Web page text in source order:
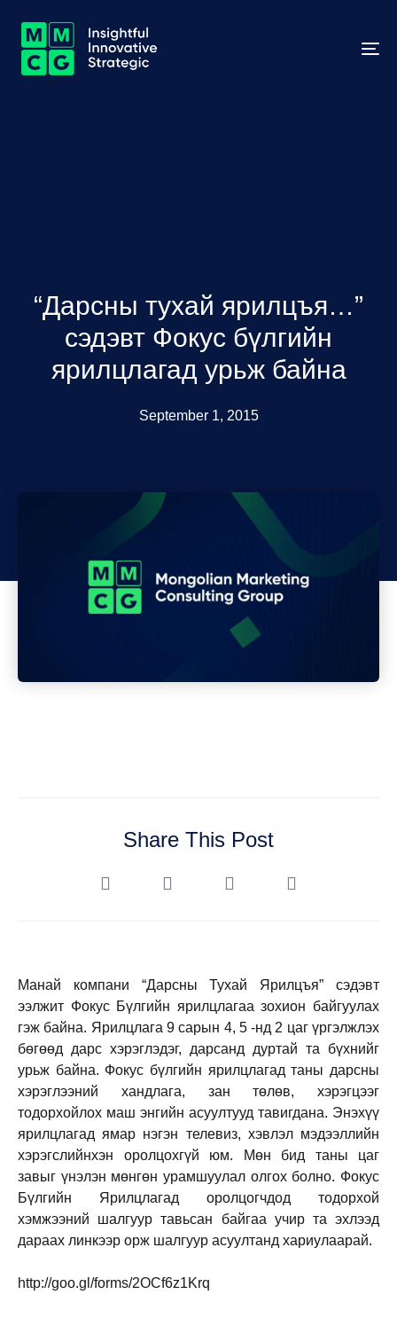
“Дарсны тухай ярилцъя…”
сэдэвт Фокус бүлгийн
ярилцлагад урьж байна
September 1, 2015
Share This Post
Манай компани “Дарсны Тухай Ярилцъя” сэдэвт
ээлжит Фокус Бүлгийн ярилцлагаа зохион байгуулах
гэж байна. Ярилцлага 9 сарын 4, 5 -нд 2 цаг үргэлжлэх
бөгөөд дарс хэрэглэдэг, дарсанд дуртай та бүхнийг
урьж байна. Фокус бүлгийн ярилцлагад таны дарсны
хэрэглээний хандлага, зан төлөв, хэрэгцээг
тодорхойлох маш энгийн асуултууд тавигдана. Энэхүү
ярилцлагад ямар нэгэн телевиз, хэвлэл мэдээллийн
хэрэгслийнхэн оролцохгүй юм. Мөн бид таны цаг
завыг үнэлэн мөнгөн урамшуулал олгох болно. Фокус
Бүлгийн Ярилцлагад оролцогчдод тодорхой
хэмжээний шалгуур тавьсан байгаа учир та эхлээд
дараах линкээр орж шалгуур асуултанд хариулаарай.
http://goo.gl/forms/2OCf6z1Krq